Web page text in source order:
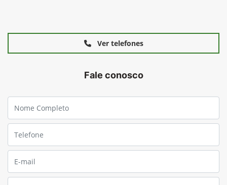
Ver telefones
Fale conosco